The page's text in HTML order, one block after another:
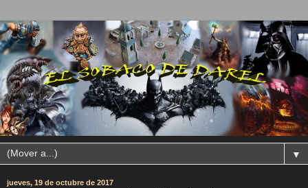
▼
jueves, 19 de octubre de 2017